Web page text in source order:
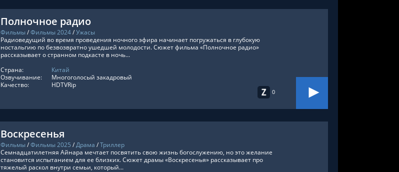
Полночное радио
Фильмы/Фильмы 2024/Ужасы
0
Радиоведущий во время проведения ночного эфира начинает погружаться в глубокую
ностальгию по безвозвратно ушедшей молодости. Сюжет фильма «Полночное радио»
рассказывает о странном подкасте в ночь...
Страна:
Китай
Озвучивание:
Многоголосый закадровый
Качество:
HDTVRip
Воскресенья
Фильмы/Фильмы 2025 /Драма /Триллер
Семнадцатилетняя Айнара мечтает посвятить свою жизнь богослужению, но это желание
становится испытанием для ее близких. Сюжет драмы «Воскресенья» рассказывает про
тяжелый раскол внутри семьи, который...